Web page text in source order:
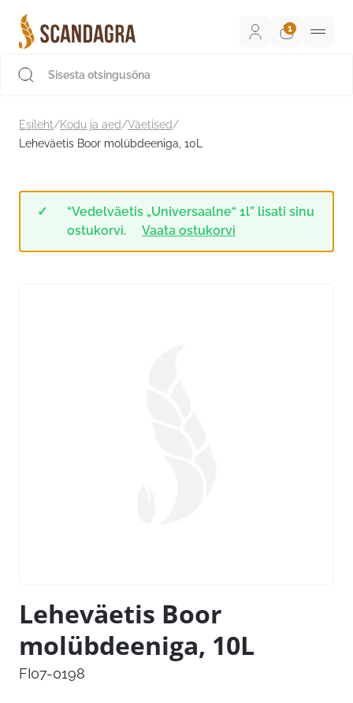
sisu
juurde
Esileht/Kodu ja aed/Väetised/
Leheväetis Boor molübdeeniga, 10L
“Vedelväetis „Universaalne“ 1l” lisati sinu
ostukorvi.
Vaata ostukorvi
Leheväetis Boor
molübdeeniga, 10L
FI07-0198